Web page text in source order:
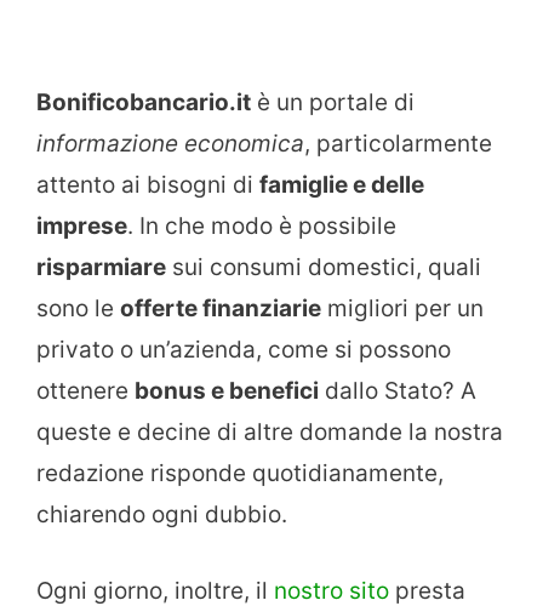
Bonificobancario.it è un portale di
informazione economica, particolarmente
attento ai bisogni di famiglie e delle
imprese. In che modo è possibile
risparmiare sui consumi domestici, quali
sono le offerte finanziarie migliori per un
privato o un’azienda, come si possono
ottenere bonus e benefici dallo Stato? A
queste e decine di altre domande la nostra
redazione risponde quotidianamente,
chiarendo ogni dubbio.
Ogni giorno, inoltre, il nostro sito presta